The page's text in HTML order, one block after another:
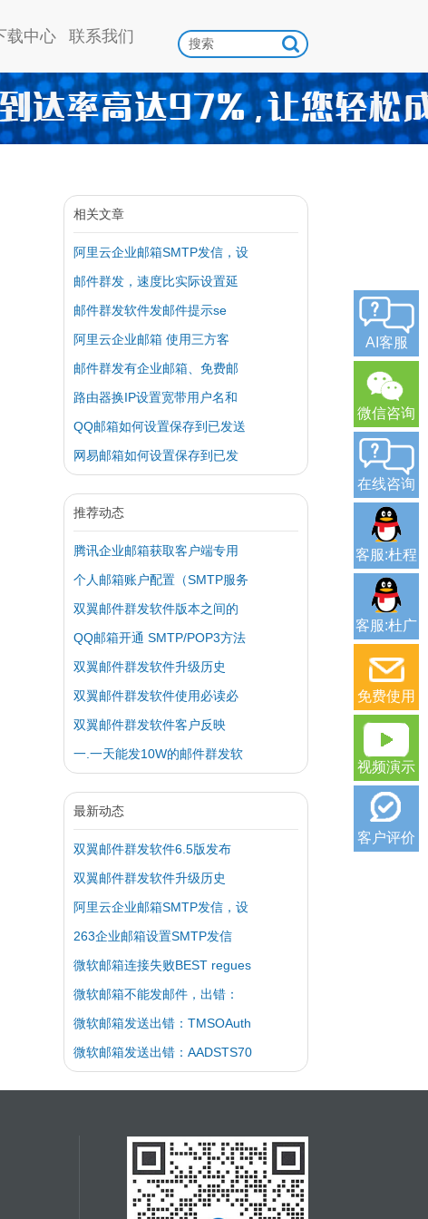
载中心 联系我们
相关文章
阿里云企业邮箱SMTP发信，设
邮件群发，速度比实际设置延
邮件群发软件发邮件提示se
阿里云企业邮箱 使用三方客
邮件群发有企业邮箱、免费邮
路由器换IP设置宽带用户名和
QQ邮箱如何设置保存到已发送
网易邮箱如何设置保存到已发
推荐动态
腾讯企业邮箱获取客户端专用
个人邮箱账户配置（SMTP服务
双翼邮件群发软件版本之间的
QQ邮箱开通 SMTP/POP3方法
双翼邮件群发软件升级历史
双翼邮件群发软件使用必读必
双翼邮件群发软件客户反映
一.一天能发10W的邮件群发软
最新动态
双翼邮件群发软件6.5版发布
双翼邮件群发软件升级历史
阿里云企业邮箱SMTP发信，设
263企业邮箱设置SMTP发信
微软邮箱连接失败BEST regues
微软邮箱不能发邮件，出错：
微软邮箱发送出错：TMSOAuth
微软邮箱发送出错：AADSTS70
AI客服
微信咨询
在线咨询
客服:杜程
客服:杜广
免费使用
视频演示
客户评价